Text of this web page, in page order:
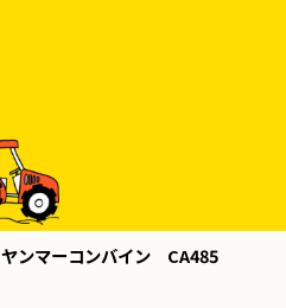
ヤンマーコンバイン CA485